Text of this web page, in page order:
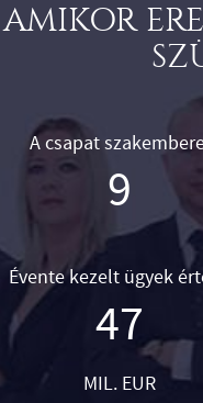
AMIKOR
A csapat
11
Évente kezelt ügyek
61
MIL. EUR